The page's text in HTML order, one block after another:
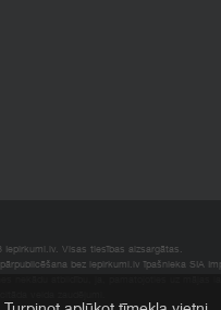
Iepirkumi.lv. Visas tiesības aizsargātas.
bez iepirkumi.lv īpašnieka SIA